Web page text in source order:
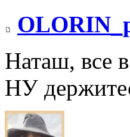
Наташ, все
НУ